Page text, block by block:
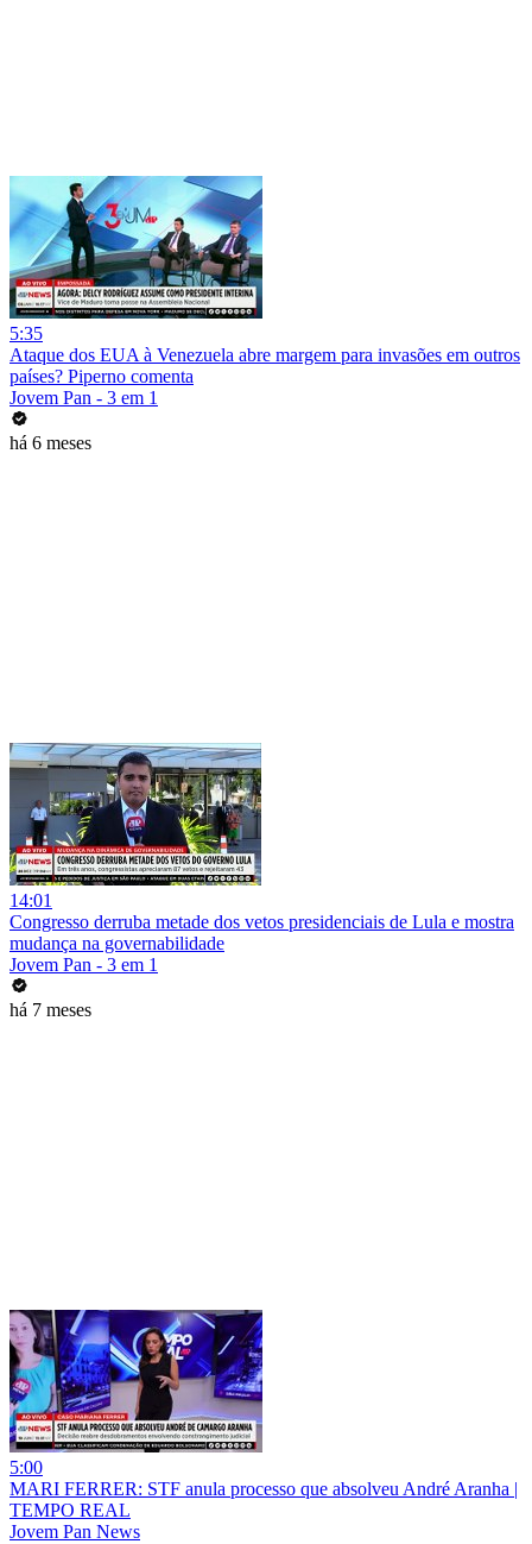
5:35
Ataque dos EUA à Venezuela abre margem para invasões em outros
países? Piperno comenta
Jovem Pan - 3 em 1
há 6 meses
14:01
Congresso derruba metade dos vetos presidenciais de Lula e mostra
mudança na governabilidade
Jovem Pan - 3 em 1
há 7 meses
5:00
MARI FERRER: STF anula processo que absolveu André Aranha |
TEMPO REAL
Jovem Pan News